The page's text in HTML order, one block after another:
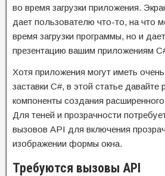
во время загрузки приложения.
дает пользователю что-то, на что
время загрузки программы, но и
презентацию вашим приложениям
Хотя приложения могут иметь
заставки C#, в этой статье давайте
компоненты создания расширенного
Для теней и прозрачности
вызовов API для включения
изображении формы окна.
Требуются вызовы API